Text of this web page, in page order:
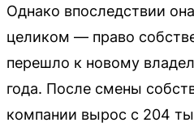
Однако впоследствии
целиком — право
перешло к новому
года. После смены
компании вырос с 204